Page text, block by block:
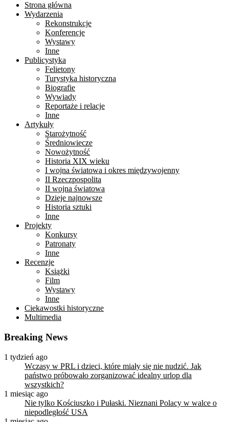
Strona główna
Wydarzenia
Rekonstrukcje
Konferencje
Wystawy
Inne
Publicystyka
Felietony
Turystyka historyczna
Biografie
Wywiady
Reportaże i relacje
Inne
Artykuły
Starożytność
Średniowiecze
Nowożytność
Historia XIX wieku
I wojna światowa i okres międzywojenny
II Rzeczpospolita
II wojna światowa
Dzieje najnowsze
Historia sztuki
Inne
Projekty
Konkursy
Patronaty
Inne
Recenzje
Książki
Film
Wystawy
Inne
Ciekawostki historyczne
Multimedia
Breaking News
1 tydzień ago
Wczasy w PRL i dzieci, które miały się nie nudzić. Jak
państwo próbowało zorganizować idealny urlop dla
wszystkich?
1 miesiąc ago
Nie tylko Kościuszko i Pułaski. Nieznani Polacy w walce o
niepodległość USA